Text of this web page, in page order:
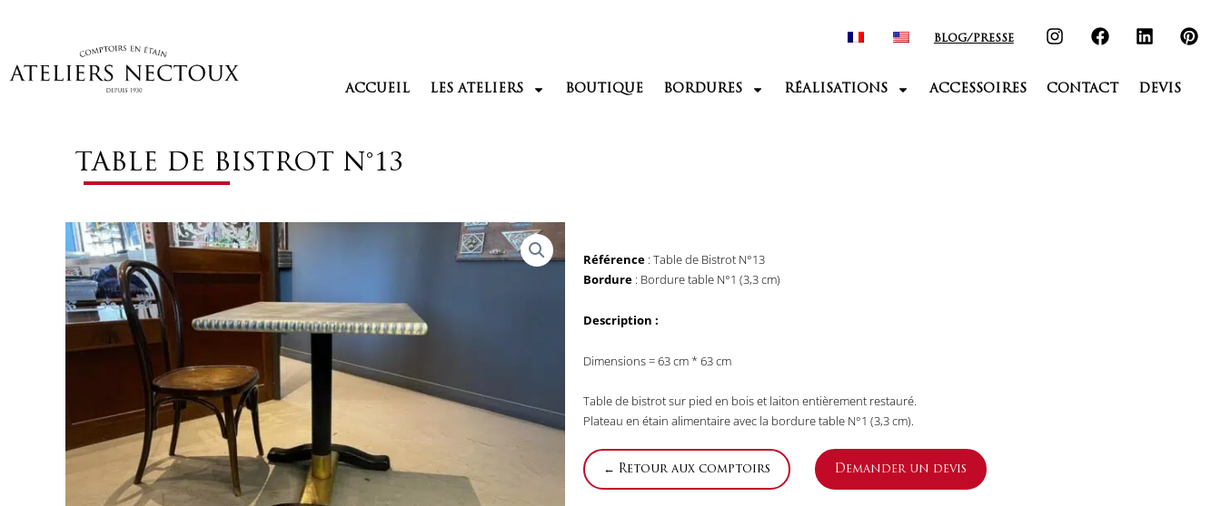
BLOG/PRESSE
ACCUEIL LES ATELIERS BOUTIQUE BORDURES RÉALISATIONS ACCESSOIRES CONTACT DEVIS
TABLE DE BISTROT N°13
Référence : Table de Bistrot N°13
Bordure : Bordure table N°1 (3,3 cm)
Description :
Dimensions = 63 cm * 63 cm
Table de bistrot sur pied en bois et laiton entièrement restauré.
Plateau en étain alimentaire avec la bordure table N°1 (3,3 cm).
← Retour aux comptoirs Demander un devis